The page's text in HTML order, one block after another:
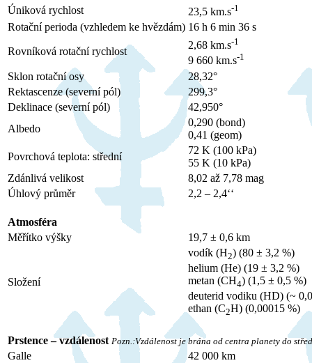
Úniková rychlost 23,5 km.s-1
Rotační perioda (vzhledem ke hvězdám) 16 h 6 min 36 s
Rovníková rotační rychlost
2,68 km.s-1
9 660 km.s-1
Sklon rotační osy
28,32°
Rektascenze (severní pól)
299,3°
Deklinace (severní pól)
42,950°
Albedo
0,290 (bond)
0,41 (geom)
Povrchová teplota: střední
72 K (100 kPa)
55 K (10 kPa)
Zdánlivá velikost
8,02 až 7,78 mag
Úhlový průměr
2,2 – 2,4‘‘
Atmosféra
Měřítko výšky
19,7 ± 0,6 km
Složení
vodík (H2) (80 ± 3,2 %)
helium (He) (19 ± 3,2 %)
metan (CH4) (1,5 ± 0,5 %)
deuterid vodiku (HD) (~
ethan (C2H) (0,00015 %)
Prstence – vzdálenost Pozn.:Vzdálenost je brána od centra planety do
Galle
42 000 km